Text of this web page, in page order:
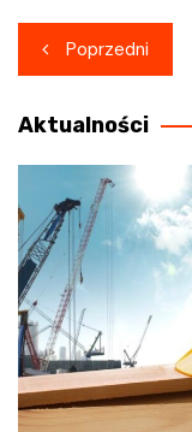
Nawigacja
wpisu
Poprzedni
Aktualności